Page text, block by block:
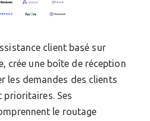
client basé sur
crée une boîte de réception
les demandes des clients
prioritaires. Ses
le routage